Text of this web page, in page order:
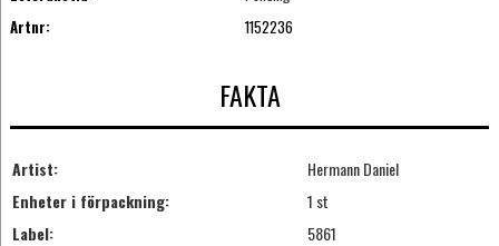
Artnr:
1152236
FAKTA
Artist:
Hermann Daniel
Enheter i förpackning:
1 st
Label:
5861